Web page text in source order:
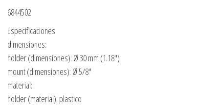
6844502
Especificaciones
dimensiones:
holder (dimensiones): Ø 30 mm (1.18″)
mount (dimensiones): Ø 5/8″
material:
holder (material): plastico